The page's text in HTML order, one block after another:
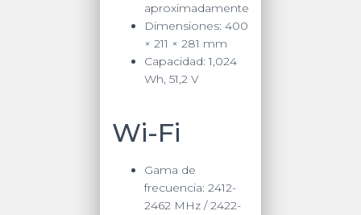
aproximadamente
Dimensiones: 400
× 211 × 281 mm
Capacidad: 1,024
Wh, 51,2 V
Wi-Fi
Gama de
frecuencia: 2412-
2462 MHz / 2422-